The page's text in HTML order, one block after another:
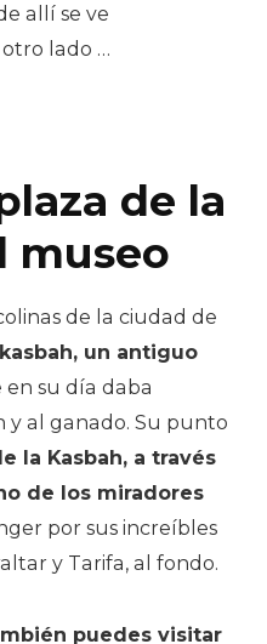
allí se ve
lado …
de la
museo
de la ciudad de
kasbah, un antiguo
en su día daba
y al ganado. Su punto
la Kasbah, a través
de los miradores
por sus increíbles
y Tarifa, al fondo.
puedes visitar